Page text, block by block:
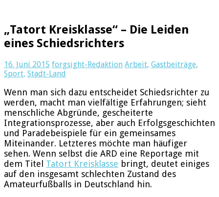
„Tatort Kreisklasse“ – Die Leiden
eines Schiedsrichters
16. Juni 2015 forgsight-Redaktion Arbeit, Gastbeiträge,
Sport, Stadt-Land
Wenn man sich dazu entscheidet Schiedsrichter zu
werden, macht man vielfältige Erfahrungen; sieht
menschliche Abgründe, gescheiterte
Integrationsprozesse, aber auch Erfolgsgeschichten
und Paradebeispiele für ein gemeinsames
Miteinander. Letzteres möchte man häufiger
sehen. Wenn selbst die ARD eine Reportage mit
dem Titel Tatort Kreisklasse bringt, deutet einiges
auf den insgesamt schlechten Zustand des
Amateurfußballs in Deutschland hin.